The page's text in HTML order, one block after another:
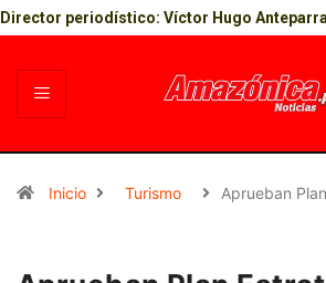
Director periodístico: Víctor Hugo
Inicio Turismo Aprueban